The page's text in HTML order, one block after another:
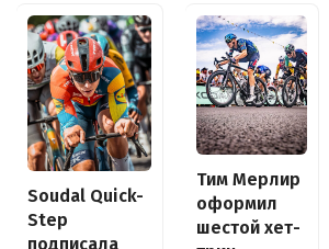
Soudal Quick-
Step
подписала
Тим Мерлир
оформил
шестой хет-